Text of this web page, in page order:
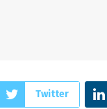
Twitter